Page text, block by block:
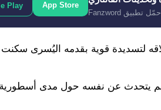
حمّل تطبيق Fanzword
App Store
Play
لتسديدة قوية بقدمه اليُسرى
500 في مسيرته رونالدو بعد عبور حاجز الـ 30 عامًا، وهو رقم يتحدث عن نفسه